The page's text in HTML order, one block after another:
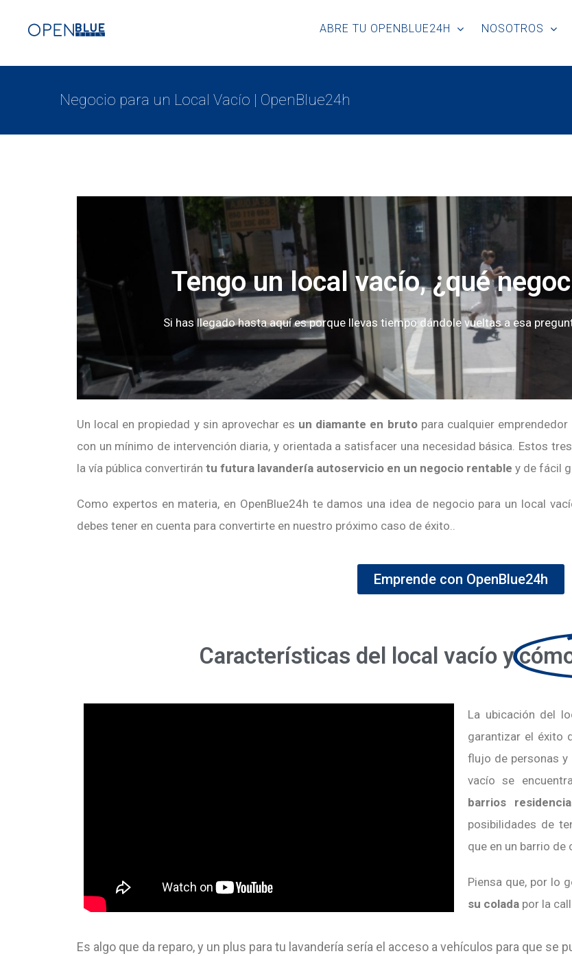
ABRE TU OPENBLUE24H NOSOTROS
Negocio para un Local Vacío | OpenBlue24h
Tengo un local vacío, ¿qué
Si has llegado hasta aquí es porque llevas tiempo dándole vueltas a esa
Un local en propiedad y sin aprovechar es un diamante en brutopara cualquier
con un mínimo de intervención diaria, y orientada a satisfacer una necesidad básica. Estos
la vía pública convertirán tu futura lavandería autoservicio en un negocio rentable y de fácil
Como expertos en materia, en OpenBlue24h te damos una idea de negocio para un local
debes tener en cuenta para convertirte en nuestro próximo caso de éxito..
Emprende con OpenBlue24h
Características del local vacío y
La ubicación del
garantizar el éxito
flujo de personas y
vacío se
barrios
posibilidades de
que en un barrio de
Piensa que, por lo
su colada por la
Es algo que da reparo, y un plus para tu lavandería sería el acceso a vehículos para que se